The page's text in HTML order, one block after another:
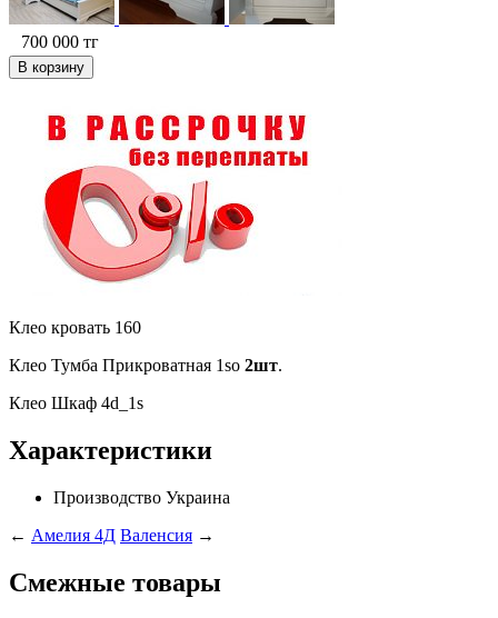
700 000 тг
В корзину
Клео кровать 160
Клео Тумба Прикроватная 1so 2шт.
Клео Шкаф 4d_1s
Характеристики
Производство Украина
← Амелия 4Д Валенсия →
Смежные товары